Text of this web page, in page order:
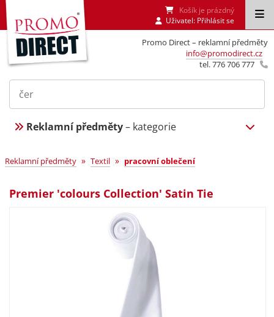
Promo Direct – reklamní předměty
info@promodirect.cz
tel. 776 706 777
Košík je prázdný
Uživatel: Přihlásit se
Reklamní předměty– kategorie
Reklamní předměty » Textil » pracovní oblečení
Premier 'colours Collection' Satin Tie